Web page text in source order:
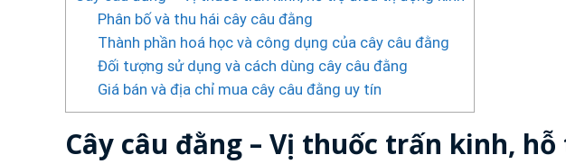
Phân bố và thu hái cây câu đằng
Thành phần hoá học và công dụng của cây câu đằng
Đối tượng sử dụng và cách dùng cây câu đằng
Giá bán và địa chỉ mua cây câu đằng uy tín
Cây câu đằng – Vị thuốc trấn kinh,